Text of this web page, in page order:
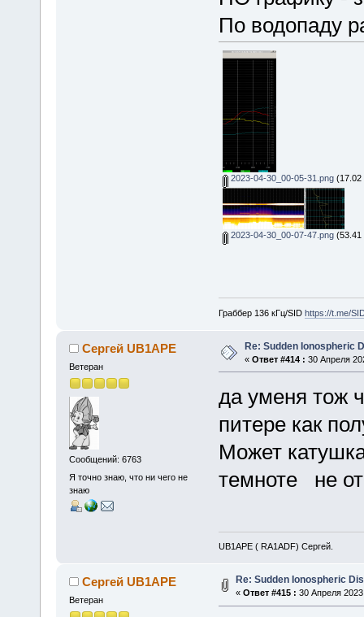
По водопаду
2023-04-30_00-05-31.png(17.02
2023-04-30_00-07-47.png(53.41
Граббер 136 кГц/SID https://t.me/
Сергей UB1APE
Ветеран
Сообщений: 6763
Я точно знаю, что ни чего не
знаю
Re: Sudden Ionospheric
« Ответ #414 : 30 Апреля
да уменя тож
питере как
Может
темноте не
UB1APE ( RA1ADF) Сергей.
Сергей UB1APE
Ветеран
Re: Sudden Ionospheric
« Ответ #415 : 30 Апреля